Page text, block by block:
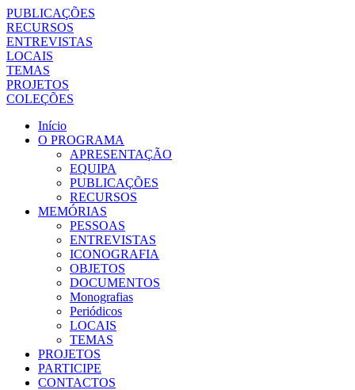
PUBLICAÇÕES
RECURSOS
ENTREVISTAS
LOCAIS
TEMAS
PROJETOS
COLEÇÕES
Início
O PROGRAMA
APRESENTAÇÃO
EQUIPA
PUBLICAÇÕES
RECURSOS
MEMÓRIAS
PESSOAS
ENTREVISTAS
ICONOGRAFIA
OBJETOS
DOCUMENTOS
Monografias
Periódicos
LOCAIS
TEMAS
PROJETOS
PARTICIPE
CONTACTOS